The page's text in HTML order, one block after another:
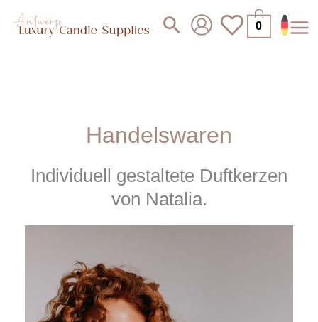
Inhalt
Suchen 0
Handelswaren
Individuell gestaltete Duftkerzen
von Natalia.